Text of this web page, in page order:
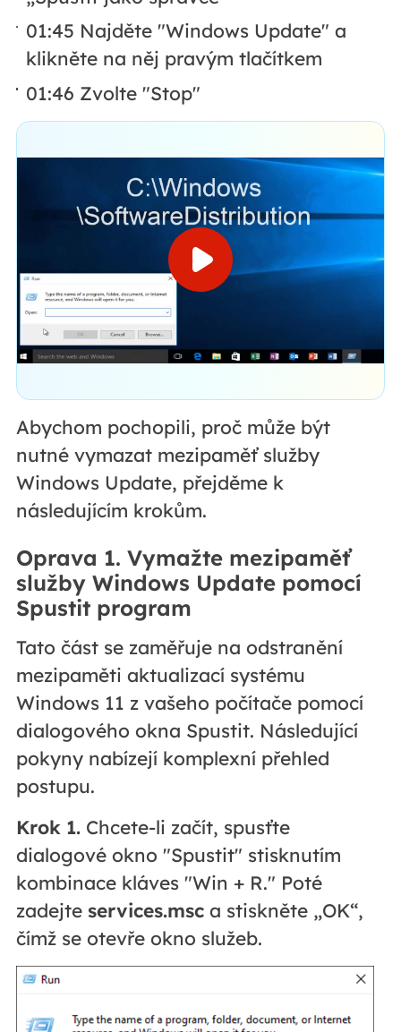
01:45 Najděte "Windows Update" a
klikněte na něj pravým tlačítkem
01:46 Zvolte "Stop"
Abychom pochopili, proč může být
nutné vymazat mezipaměť služby
Windows Update, přejděme k
následujícím krokům.
Oprava 1. Vymažte mezipaměť
služby Windows Update pomocí
Spustit program
Tato část se zaměřuje na odstranění
mezipaměti aktualizací systému
Windows 11 z vašeho počítače pomocí
dialogového okna Spustit. Následující
pokyny nabízejí komplexní přehled
postupu.
Krok 1.Chcete-li začít, spusťte
dialogové okno "Spustit" stisknutím
kombinace kláves "Win + R." Poté
zadejte services.msca stiskněte „OK“,
čímž se otevře okno služeb.